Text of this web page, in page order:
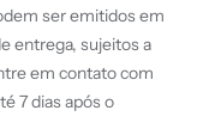
ser emitidos em
entrega, sujeitos a
em contato com
7 dias após o